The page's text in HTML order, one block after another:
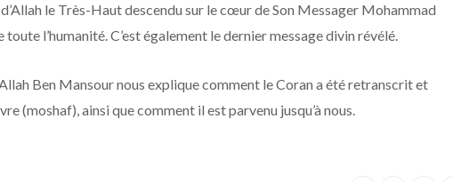
le Très-Haut descendu sur le cœur de Son Messager Mohammad
l’humanité. C’est également le dernier message divin révélé.
Ben Mansour nous explique comment le Coran a été retranscrit et
(moshaf), ainsi que comment il est parvenu jusqu’à nous.